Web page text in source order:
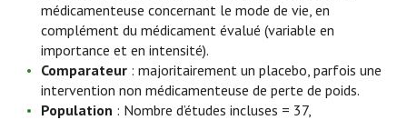
médicamenteuse concernant le mode de vie, en
complément du médicament évalué (variable en
importance et en intensité).
Comparateur : majoritairement un placebo, parfois une
intervention non médicamenteuse de perte de poids.
Population : Nombre d’études incluses = 37,